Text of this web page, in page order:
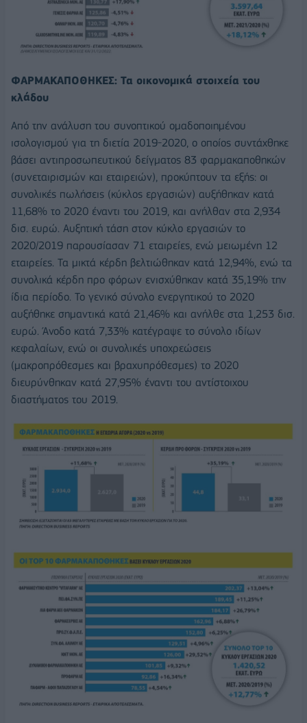
ΦΑΡΜΑΚΑΠΟΘΗΚΕΣ: Τα οικονομικά στοιχεία του
κλάδου
Από την ανάλυση του συνοπτικού ομαδοποιημένου
ισολογισμού για τη διετία 2019-2020, ο οποίος συντάχθηκε
βάσει αντιπροσωπευτικού δείγματος 83 φαρμακαποθηκών
(συνεταιρισμών και εταιρειών), προκύπτουν τα εξής: οι
συνολικές πωλήσεις (κύκλος εργασιών) αυξήθηκαν κατά
11,68% το 2020 έναντι του 2019, και ανήλθαν στα 2,934
δισ. ευρώ. Αυξητική τάση στον κύκλο εργασιών το
2020/2019 παρουσίασαν 71 εταιρείες, ενώ μειωμένη 12
εταιρείες. Τα μικτά κέρδη βελτιώθηκαν κατά 12,94%, ενώ τα
συνολικά κέρδη προ φόρων ενισχύθηκαν κατά 35,19% την
ίδια περίοδο. Το γενικό σύνολο ενεργητικού το 2020
αυξήθηκε σημαντικά κατά 21,46% και ανήλθε στα 1,253 δισ.
ευρώ. Άνοδο κατά 7,33% κατέγραψε το σύνολο ιδίων
κεφαλαίων, ενώ οι συνολικές υποχρεώσεις
(μακροπρόθεσμες και βραχυπρόθεσμες) το 2020
διευρύνθηκαν κατά 27,95% έναντι του αντίστοιχου
διαστήματος του 2019.